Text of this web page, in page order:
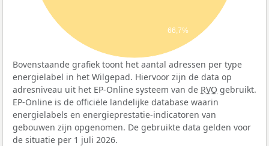
66,7%
Bovenstaande grafiek toont het aantal adressen per type
energielabel in het Wilgepad. Hiervoor zijn de data op
adresniveau uit het EP-Online systeem van de RVO gebruikt.
EP-Online is de officiële landelijke database waarin
energielabels en energieprestatie-indicatoren van
gebouwen zijn opgenomen. De gebruikte data gelden voor
de situatie per 1 juli 2026.